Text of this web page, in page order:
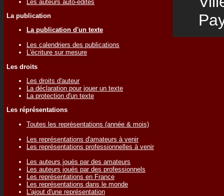
Les auteurs auto-édités
La publication
La publication d'un texte
Les calendriers des publications
L'écriture sur mesure
Les droits
Les droits d'auteur
La déclaration pour jouer un texte
La protection d'un texte
Les réprésentations
Toutes les représentations (année & mois)
Les représentations d'amateurs à venir
Les représentations professionnelles à venir
Les auteurs joués par des amateurs
Les auteurs joués par des professionnels
Les représentations en France
Les représentations dans le monde
L'ajout d'une représentation